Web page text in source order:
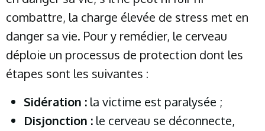
combattre, la charge élevée de stress met en
danger sa vie. Pour y remédier, le cerveau
déploie un processus de protection dont les
étapes sont les suivantes :
Sidération : la victime est paralysée ;
Disjonction : le cerveau se déconnecte,